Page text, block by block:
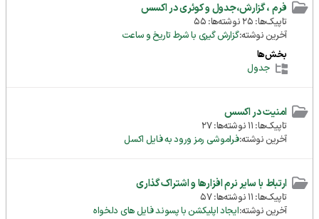
فرم ، گزارش،جدول و کوئری در اکسس
تاپیک‌ها: 25 نوشته‌ها: 55
آخرین نوشته:گزارش گیری با شرط تاریخ و ساعت
بخش‌ها
جدول
امنیت در اکسس
تاپیک‌ها: 11 نوشته‌ها: 27
آخرین نوشته:فراموشی رمز ورود به فایل اکسل
ارتباط با سایر نرم افزارها و اشتراک گذاری
تاپیک‌ها: 11 نوشته‌ها: 57
آخرین نوشته:ایجاد اپلیکشن با پسوند فایل های دلخواه